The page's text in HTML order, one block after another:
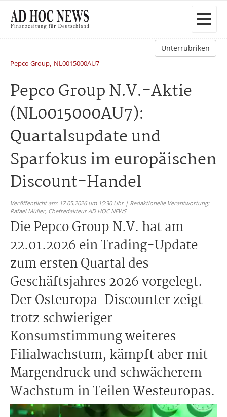
Unterrubriken
Pepco Group, NL0015000AU7
Pepco Group N.V.-Aktie
(NL0015000AU7):
Quartalsupdate und
Sparfokus im europäischen
Discount-Handel
Veröffentlicht am: 17.05.2026 um 15:30 Uhr | Redaktionelle Verantwortung:
Rafael Müller, Chefredakteur AD HOC NEWS
Die Pepco Group N.V. hat am
22.01.2026 ein Trading-Update
zum ersten Quartal des
Geschäftsjahres 2026 vorgelegt.
Der Osteuropa-Discounter zeigt
trotz schwieriger
Konsumstimmung weiteres
Filialwachstum, kämpft aber mit
Margendruck und schwächerem
Wachstum in Teilen Westeuropas.